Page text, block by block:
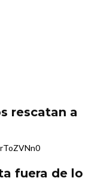
rescatan a
fuera de lo